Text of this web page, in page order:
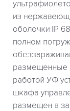
из
оболочки IP
полном
размещенные
работой УФ
шкафа
размещен в